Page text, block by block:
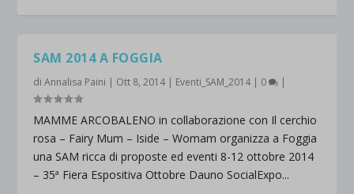
SAM 2014 A FOGGIA
diAnnalisa Paini | Ott 8, 2014 | Eventi_SAM_2014 | 0 |
MAMME ARCOBALENO in collaborazione con Il cerchio
rosa – Fairy Mum – Iside – Womam organizza a Foggia
una SAM ricca di proposte ed eventi 8-12 ottobre 2014
– 35ª Fiera Espositiva Ottobre Dauno SocialExpo...